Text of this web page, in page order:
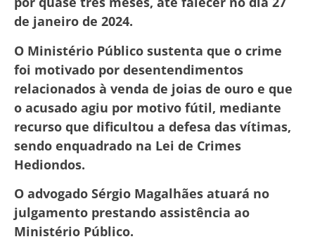
de janeiro de 2024.
O Ministério Público sustenta que o crime
foi motivado por desentendimentos
relacionados à venda de joias de ouro e que
o acusado agiu por motivo fútil, mediante
recurso que dificultou a defesa das vítimas,
sendo enquadrado na Lei de Crimes
Hediondos.
O advogado Sérgio Magalhães atuará no
julgamento prestando assistência ao
Ministério Público.